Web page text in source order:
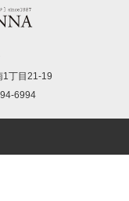
1丁目21-19
6994